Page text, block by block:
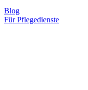
Blog
Für Pflegedienste